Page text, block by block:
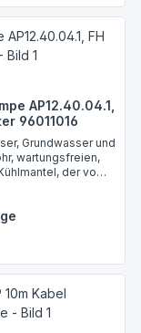
AP12.40.04.1,
96011016
Grundwasser und
wartungsfreien,
der vom